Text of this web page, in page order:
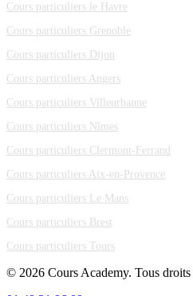
Cours particuliers le Havre
Cours particuliers Grenoble
Cours particuliers Dijon
Cours particuliers Angers
Cours particuliers Villeurbanne
Cours particuliers Nîmes
Cours particuliers Clermont-Ferrand
Cours particuliers Aix-en-Provence
Cours particuliers Le Mans
Cours particuliers Brest
Cours particuliers Tours
© 2026 Cours Academy. Tous droits